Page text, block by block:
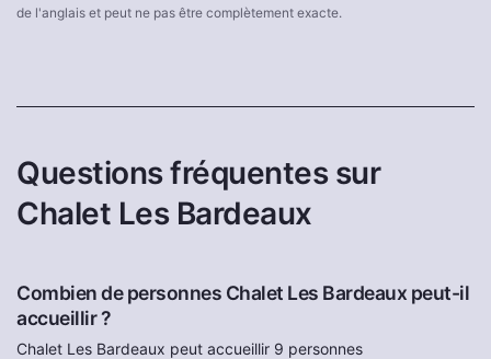
de l'anglais et peut ne pas être complètement exacte.
Questions fréquentes sur
Chalet Les Bardeaux
Combien de personnes Chalet Les Bardeaux peut-il
accueillir ?
Chalet Les Bardeaux peut accueillir 9 personnes